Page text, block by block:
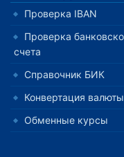
Проверка IBAN
Проверка
счета
Справочник БИК
Конвертация валюты
Обменные курсы